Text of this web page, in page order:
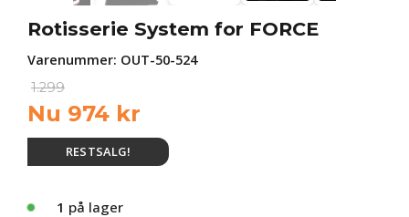
Rotisserie System for FORCE
Varenummer: OUT-50-524
1.299
Nu 974 kr
RESTSALG!
1 på lager